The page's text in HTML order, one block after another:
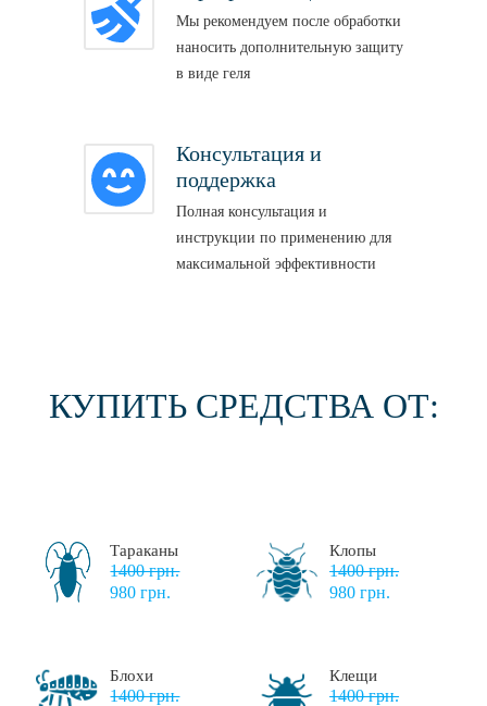
Мы рекомендуем после обработки
наносить дополнительную защиту
в виде геля
Консультация и
поддержка
Полная консультация и
инструкции по применению для
максимальной эффективности
КУПИТЬ СРЕДСТВА ОТ:
Тараканы
1400 грн.
980 грн.
Клопы
1400 грн.
980 грн.
Блохи
1400 грн.
Клещи
1400 грн.